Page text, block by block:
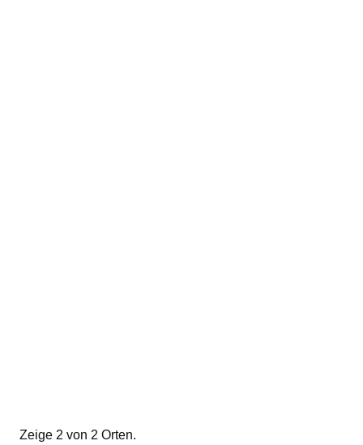
Zeige 2 von 2 Orten.